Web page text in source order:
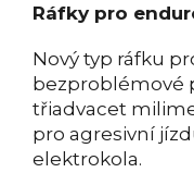
Ráfky pro
Nový typ ráfku
bezproblémové
třiadvacet
pro agresivní
elektrokola.